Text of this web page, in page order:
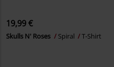
19,99 €
Skulls N' Roses Spiral T-Shirt